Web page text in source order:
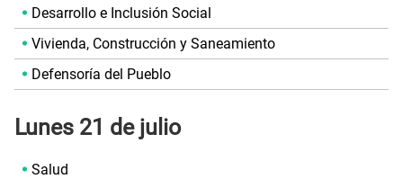
Desarrollo e Inclusión Social
Vivienda, Construcción y Saneamiento
Defensoría del Pueblo
Lunes 21 de julio
Salud